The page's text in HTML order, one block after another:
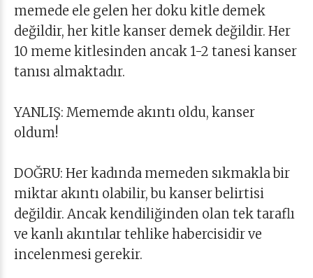
memede ele gelen her doku kitle demek
değildir, her kitle kanser demek değildir. Her
10 meme kitlesinden ancak 1-2 tanesi kanser
tanısı almaktadır.
YANLIŞ: Mememde akıntı oldu, kanser
oldum!
DOĞRU: Her kadında memeden sıkmakla bir
miktar akıntı olabilir, bu kanser belirtisi
değildir. Ancak kendiliğinden olan tek taraflı
ve kanlı akıntılar tehlike habercisidir ve
incelenmesi gerekir.